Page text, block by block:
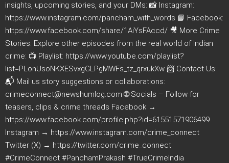
insights, upcoming stories, and your DMs: 📸 Instagram:
https://www.instagram.com/pancham_with_words 📘 Facebook:
https://www.facebook.com/share/1AiYsFAccd/ 🎥 More Crime
Stories: Explore other episodes from the real world of Indian
crime: 📺 Playlist: https://www.youtube.com/playlist?
list=PLonUsoNKXESvxgGLPgMWFs_tz_qrxukXw 📨 Contact Us:
📬 Mail us story suggestions or collaborations:
crimeconnect@newshumlog.com 🌐 Socials – Follow for
teasers, clips & crime threads Facebook →
https://www.facebook.com/profile.php?id=61551571906499
Instagram → https://www.instagram.com/crime_connect
Twitter (X) → https://twitter.com/crime_connect
#CrimeConnect #PanchamPrakash #TrueCrimeIndia